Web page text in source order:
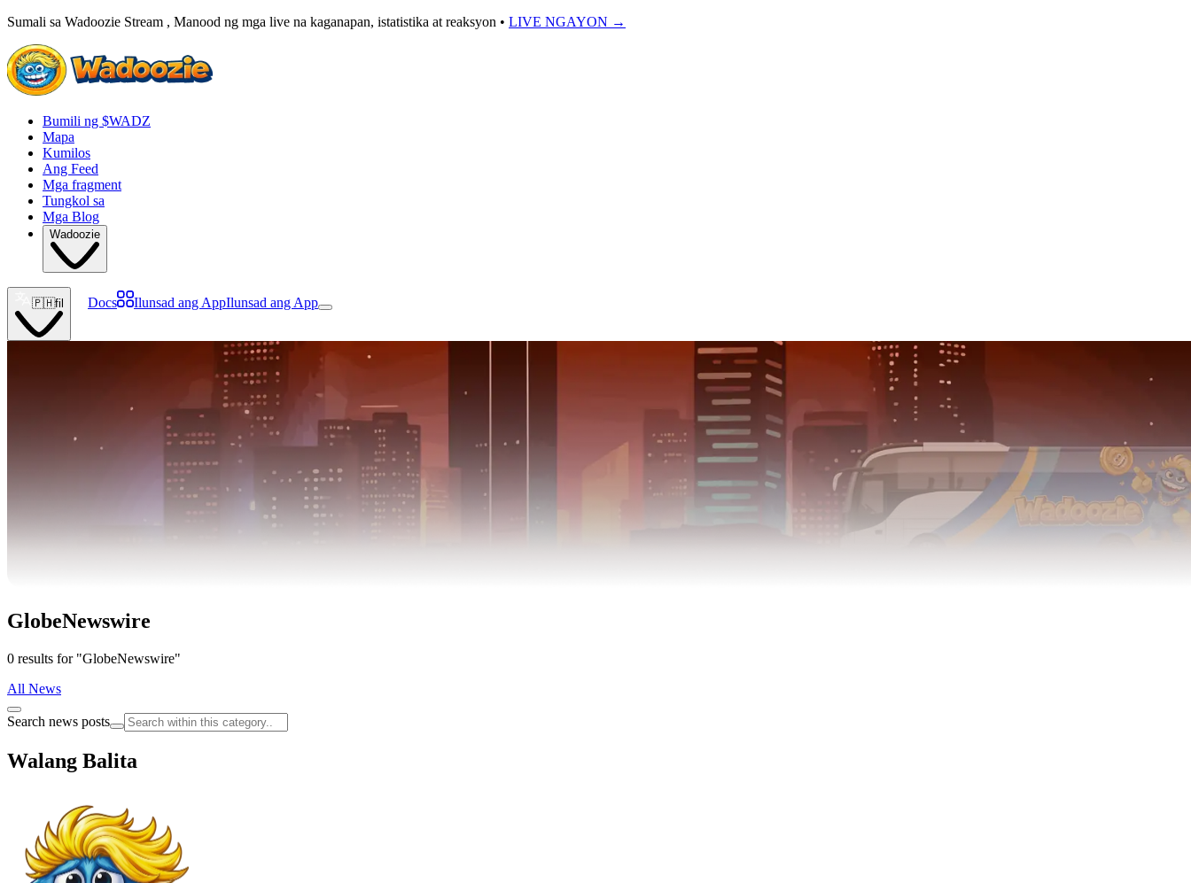
Sumali sa Wadoozie Stream , Manood ng mga live na kaganapan, istatistika at reaksyon • LIVE NGAYON →
Bumili ng $WADZ
Mapa
Kumilos
Ang Feed
Mga fragment
Tungkol sa
Mga Blog
Wadoozie
🇵🇭fil Docs Ilunsad ang AppIlunsad ang App
GlobeNewswire
0 results for "GlobeNewswire"
All News
Search news posts
Walang Balita